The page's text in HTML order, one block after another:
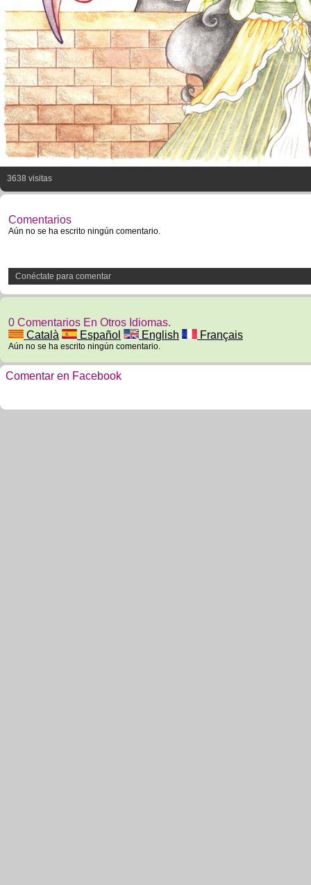
3638 visitas
Comentarios
Aún no se ha escrito ningún comentario.
Conéctate para comentar
0 Comentarios En Otros Idiomas.
Català
Español English Français
Aún no se ha escrito ningún comentario.
Comentar en Facebook